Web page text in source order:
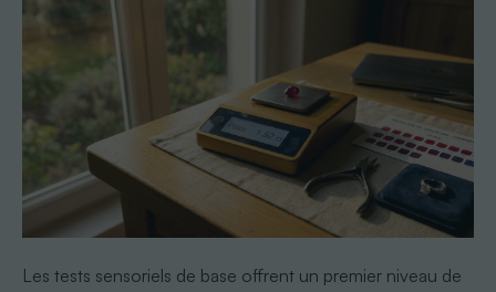
Les tests sensoriels de base offrent un premier niveau de